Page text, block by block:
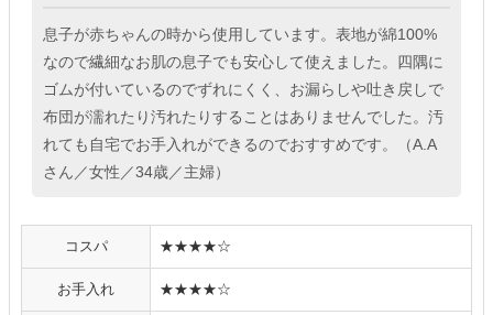
息子が赤ちゃんの時から使用しています。表地が綿100%
なので繊細なお肌の息子でも安心して使えました。四隅に
ゴムが付いているのでずれにくく、お漏らしや吐き戻しで
布団が濡れたり汚れたりすることはありませんでした。汚
れても自宅でお手入れができるのでおすすめです。（A.A
さん／女性／34歳／主婦）
コスパ ★★★★☆
お手入れ ★★★★☆